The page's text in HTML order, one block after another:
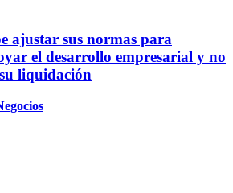
ajustar sus normas para
el desarrollo empresarial y no
liquidación